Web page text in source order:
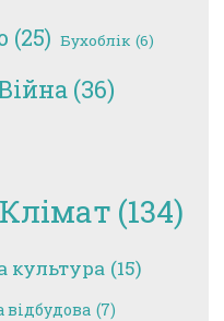
(25) Бухоблік (6)
(36)
Клімат (134)
культура (15)
відбудова (7)